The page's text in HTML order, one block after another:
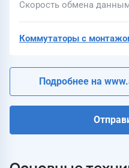
Скорость обмена
Коммутаторы с
Подробнее на